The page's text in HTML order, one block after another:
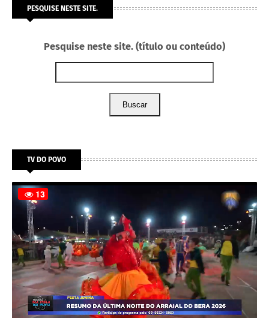
PESQUISE NESTE SITE.
Pesquise neste site. (título ou conteúdo)
Buscar
TV DO POVO